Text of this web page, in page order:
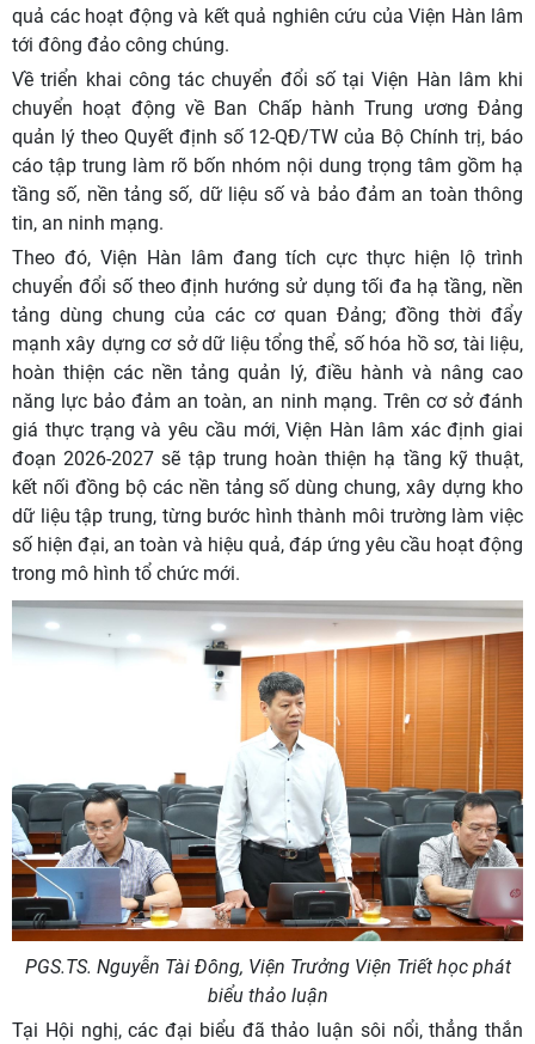
quả các hoạt động và kết quả nghiên cứu của Viện Hàn lâm
tới đông đảo công chúng.
Về triển khai công tác chuyển đổi số tại Viện Hàn lâm khi
chuyển hoạt động về Ban Chấp hành Trung ương Đảng
quản lý theo Quyết định số 12-QĐ/TW của Bộ Chính trị, báo
cáo tập trung làm rõ bốn nhóm nội dung trọng tâm gồm hạ
tầng số, nền tảng số, dữ liệu số và bảo đảm an toàn thông
tin, an ninh mạng.
Theo đó, Viện Hàn lâm đang tích cực thực hiện lộ trình
chuyển đổi số theo định hướng sử dụng tối đa hạ tầng, nền
tảng dùng chung của các cơ quan Đảng; đồng thời đẩy
mạnh xây dựng cơ sở dữ liệu tổng thể, số hóa hồ sơ, tài liệu,
hoàn thiện các nền tảng quản lý, điều hành và nâng cao
năng lực bảo đảm an toàn, an ninh mạng. Trên cơ sở đánh
giá thực trạng và yêu cầu mới, Viện Hàn lâm xác định giai
đoạn 2026-2027 sẽ tập trung hoàn thiện hạ tầng kỹ thuật,
kết nối đồng bộ các nền tảng số dùng chung, xây dựng kho
dữ liệu tập trung, từng bước hình thành môi trường làm việc
số hiện đại, an toàn và hiệu quả, đáp ứng yêu cầu hoạt động
trong mô hình tổ chức mới.
PGS.TS. Nguyễn Tài Đông, Viện Trưởng Viện Triết học phát
biểu thảo luận
Tại Hội nghị, các đại biểu đã thảo luận sôi nổi, thẳng thắn